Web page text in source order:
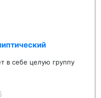
в себе целую группу